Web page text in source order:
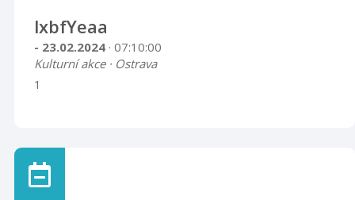
lxbfYeaa
- 23.02.2024 · 07:10:00
Kulturní akce · Ostrava
1